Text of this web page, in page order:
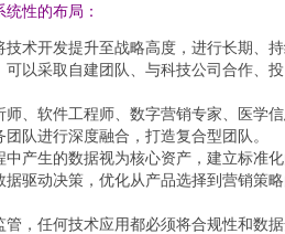
性的布局：
技术开发提升至战略高度，进行长期、
以采取自建团队、与科技公司合作、
师、软件工程师、数字营销专家、医学
队进行深度融合，打造复合型团队。
中产生的数据视为核心资产，建立标准
驱动决策，优化从产品选择到营销策
管，任何技术应用都必须将合规性和数